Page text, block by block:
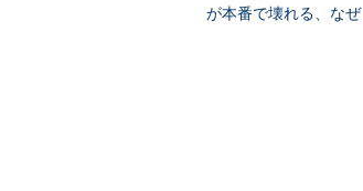
が本番で壊れる、なぜ